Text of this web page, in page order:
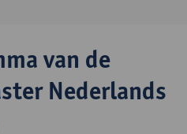
van de
Nederlands